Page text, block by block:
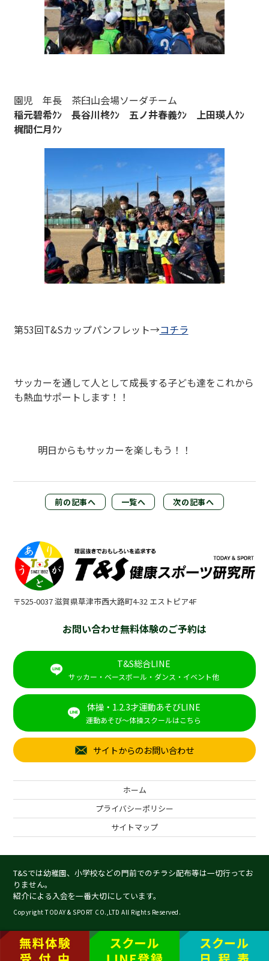
園児 年長 茶臼山会場ソーダチーム
稲元碧希ｸﾝ 長谷川柊ｸﾝ 五ノ井春義ｸﾝ 上田瑛人ｸﾝ
梶間仁月ｸﾝ
第53回T&Sカップパンフレット→コチラ
サッカーを通して人として成長する子ども達をこれから
も熱血サポートします！！
明日からもサッカーを楽しもう！！
前の記事へ 一覧へ 次の記事へ
〒525-0037 滋賀県草津市西大路町4-32 エストピア4F
ホーム
プライバシーポリシー
サイトマップ
お問い合わせ無料体験のご予約は
T&S総合LINE
サッカー・ベースボール・ダンス・イベント他
体操・1.2.3才運動あそびLINE
運動あそび～体操スクールはこちら
サイトからのお問い合わせ
T&Sでは幼稚園、小学校などの門前でのチラシ配布等は一切行ってお
りません。
紹介による入会を一番大切にしています。
Copyright TODAY & SPORT CO.,LTD All Rights Reserved.